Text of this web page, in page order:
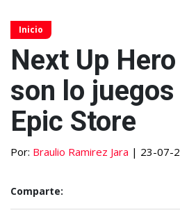
Inicio
Next Up
son lo
Epic Store
Por: Braulio Ramirez Jara | 23-07-
Comparte: